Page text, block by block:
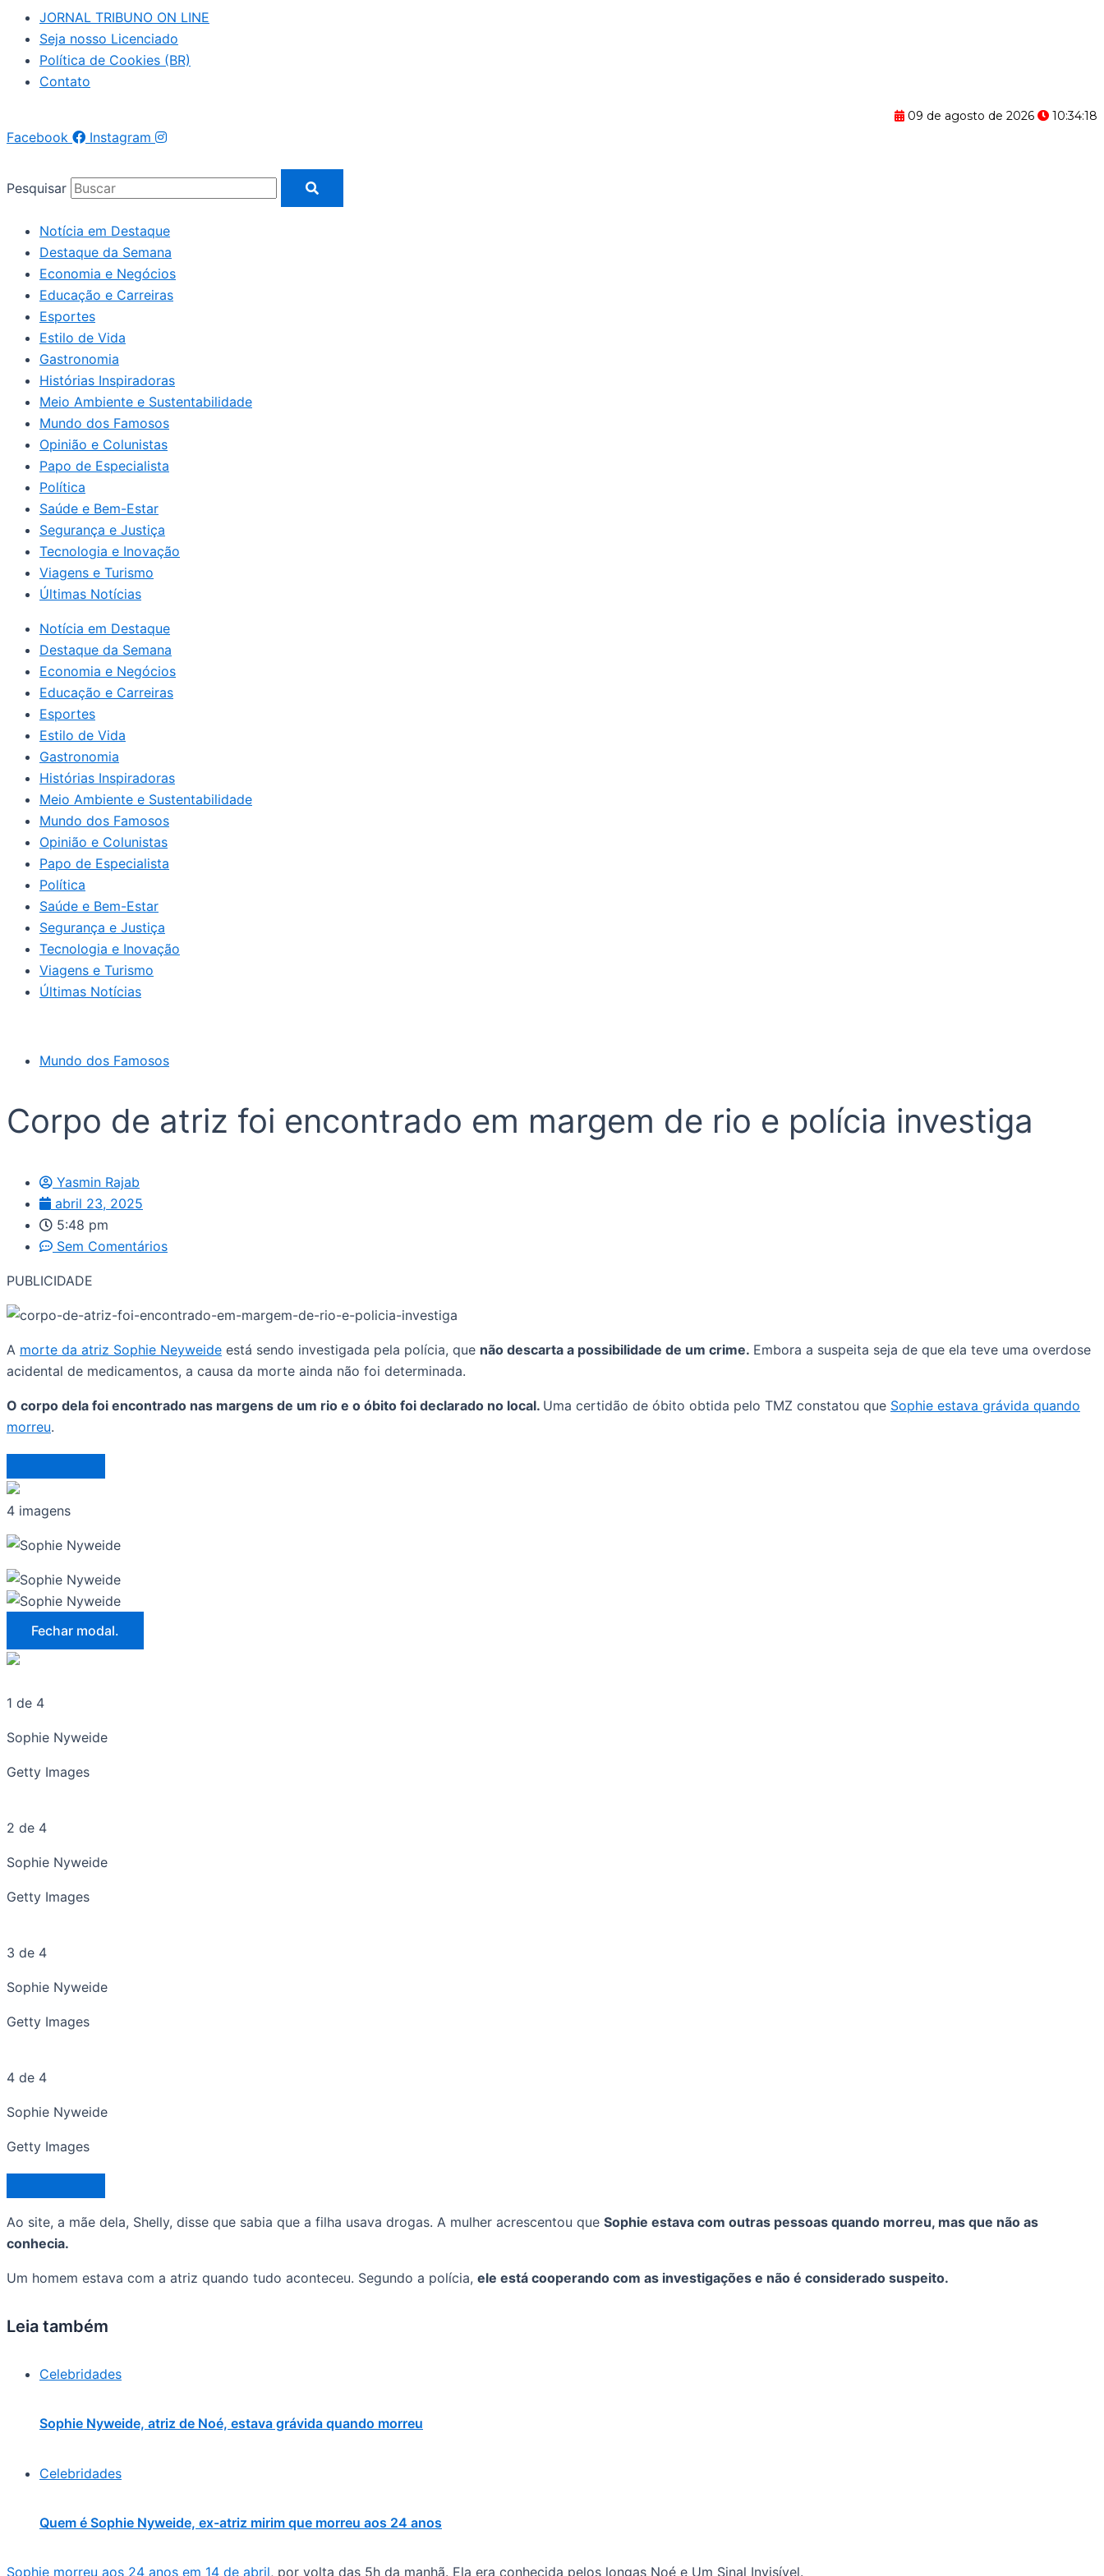
JORNAL TRIBUNO ON LINE
Seja nosso Licenciado
Política de Cookies (BR)
Contato
09 de agosto de 2026 10:34:19
Facebook Instagram
Pesquisar
Notícia em Destaque
Destaque da Semana
Economia e Negócios
Educação e Carreiras
Esportes
Estilo de Vida
Gastronomia
Histórias Inspiradoras
Meio Ambiente e Sustentabilidade
Mundo dos Famosos
Opinião e Colunistas
Papo de Especialista
Política
Saúde e Bem-Estar
Segurança e Justiça
Tecnologia e Inovação
Viagens e Turismo
Últimas Notícias
Notícia em Destaque
Destaque da Semana
Economia e Negócios
Educação e Carreiras
Esportes
Estilo de Vida
Gastronomia
Histórias Inspiradoras
Meio Ambiente e Sustentabilidade
Mundo dos Famosos
Opinião e Colunistas
Papo de Especialista
Política
Saúde e Bem-Estar
Segurança e Justiça
Tecnologia e Inovação
Viagens e Turismo
Últimas Notícias
Mundo dos Famosos
Corpo de atriz foi encontrado em margem de rio e polícia investiga
Yasmin Rajab
abril 23, 2025
5:48 pm
Sem Comentários
PUBLICIDADE
A morte da atriz Sophie Neyweide está sendo investigada pela polícia, que não descarta a possibilidade de um crime. Embora a suspeita seja de que ela teve uma overdose
acidental de medicamentos, a causa da morte ainda não foi determinada.
O corpo dela foi encontrado nas margens de um rio e o óbito foi declarado no local. Uma certidão de óbito obtida pelo TMZ constatou que Sophie estava grávida quando
morreu.
4 imagens
Fechar modal.
1 de 4
Sophie Nyweide
Getty Images
2 de 4
Sophie Nyweide
Getty Images
3 de 4
Sophie Nyweide
Getty Images
4 de 4
Sophie Nyweide
Getty Images
Ao site, a mãe dela, Shelly, disse que sabia que a filha usava drogas. A mulher acrescentou que Sophie estava com outras pessoas quando morreu, mas que não as
conhecia.
Um homem estava com a atriz quando tudo aconteceu. Segundo a polícia, ele está cooperando com as investigações e não é considerado suspeito.
Leia também
Celebridades
Sophie Nyweide, atriz de Noé, estava grávida quando morreu
Celebridades
Quem é Sophie Nyweide, ex-atriz mirim que morreu aos 24 anos
Sophie morreu aos 24 anos em 14 de abril, por volta das 5h da manhã. Ela era conhecida pelos longas Noé e Um Sinal Invisível.